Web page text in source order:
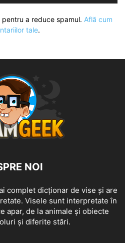
a reduce spamul. Află cum
tale.
NOI
complet dicționar de vise și are
Visele sunt interpretate în
apar, de la animale și obiecte
și diferite stări.